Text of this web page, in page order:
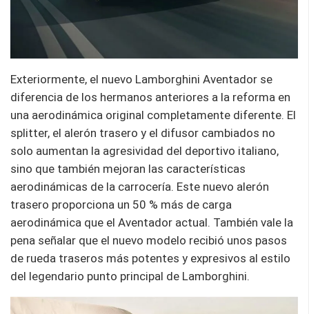
Exteriormente, el nuevo Lamborghini Aventador se
diferencia de los hermanos anteriores a la reforma en
una aerodinámica original completamente diferente. El
splitter, el alerón trasero y el difusor cambiados no
solo aumentan la agresividad del deportivo italiano,
sino que también mejoran las características
aerodinámicas de la carrocería. Este nuevo alerón
trasero proporciona un 50 % más de carga
aerodinámica que el Aventador actual. También vale la
pena señalar que el nuevo modelo recibió unos pasos
de rueda traseros más potentes y expresivos al estilo
del legendario punto principal de Lamborghini.